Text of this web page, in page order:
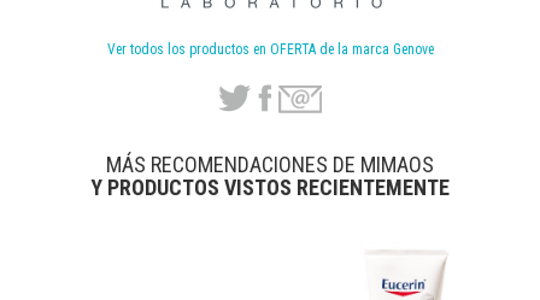
Ver todos los productos en OFERTA de la marca Genove
MÁS RECOMENDACIONES DE MIMAOS
Y PRODUCTOS VISTOS RECIENTEMENTE